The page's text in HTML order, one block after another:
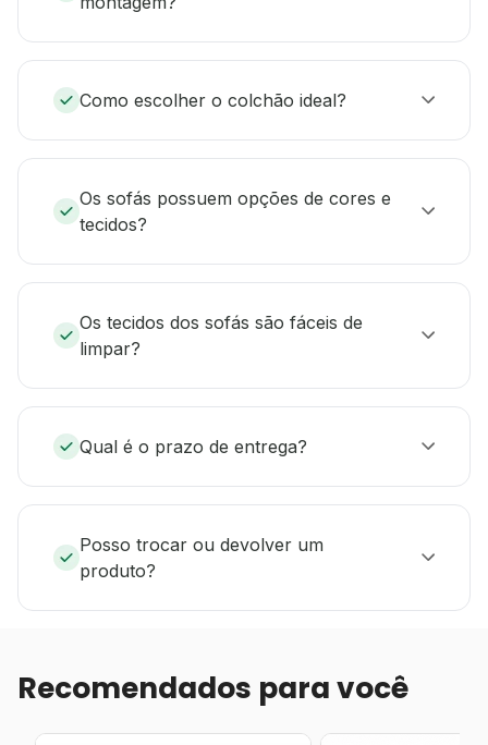
Como escolher o colchão ideal?
Os sofás possuem opções de cores e
tecidos?
Os tecidos dos sofás são fáceis de
limpar?
Qual é o prazo de entrega?
Posso trocar ou devolver um
produto?
Recomendados para você